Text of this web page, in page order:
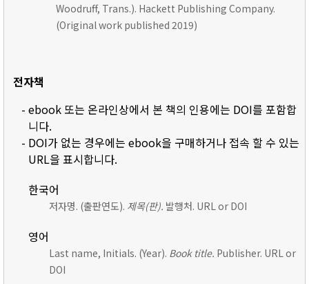
Woodruff, Trans.). Hackett Publishing Company.
(Original work published 2019)
전자책
- ebook 또는 온라인상에서 본 책의 인용에는 DOI를 포함합
니다.
- DOI가 없는 경우에는 ebook을 구매하거나 접속 할 수 있는
URL을 표시합니다.
한국어
저자명. (출판연도). 제목(판). 발행처. URL or DOI
영어
Last name, Initials. (Year). Book title. Publisher. URL or
DOI